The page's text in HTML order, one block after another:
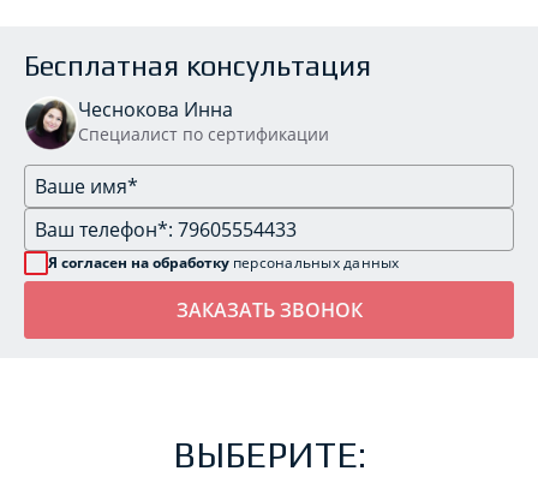
Бесплатная консультация
Чеснокова Инна
Специалист по сертификации
Я согласен на обработку персональных данных
ВЫБЕРИТЕ: